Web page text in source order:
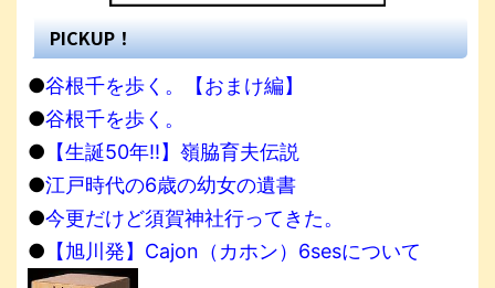
PICKUP！
●谷根千を歩く。【おまけ編】
●谷根千を歩く。
● 【生誕50年!!】嶺脇育夫伝説
●江戸時代の6歳の幼女の遺書
●今更だけど須賀神社行ってきた。
● 【旭川発】Cajon（カホン）6sesについて